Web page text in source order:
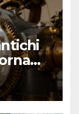
della